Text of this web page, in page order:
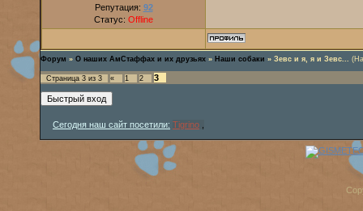
Репутация: 92
Статус: Offline
Форум » О наших АмСтаффах и их друзьях » Наши собаки » Зевс и я, я и Зевс...
Страница 3 из 3 « 1 2 3
Сегодня наш сайт посетили: Tigrino